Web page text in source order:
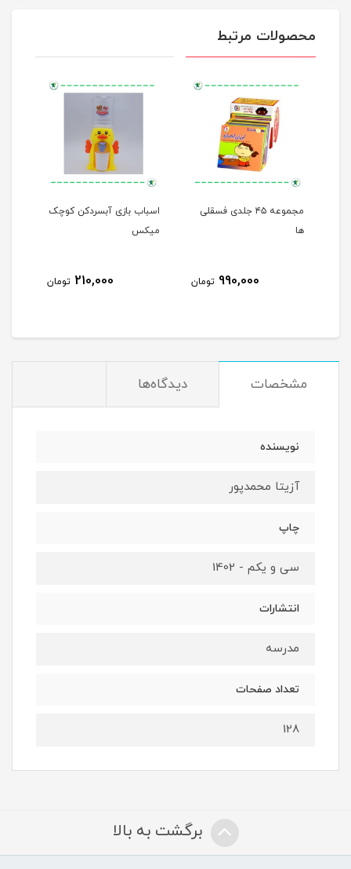
محصولات مرتبط
مجموعه ۴۵ جلدی فسقلی
ها
990,000 تومان
اسباب بازی آبسردکن کوچک
میکس
210,000 تومان
مشخصات دیدگاه‌ها
نویسنده
آزیتا محمدپور
چاپ
سی و یکم - 1402
انتشارات
مدرسه
تعداد صفحات
128
برگشت به بالا